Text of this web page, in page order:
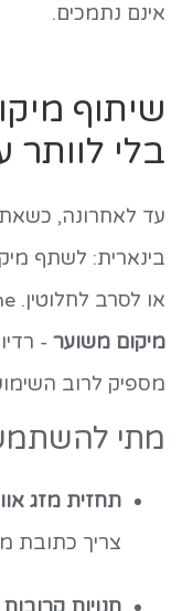
אינם נתמכים.
שיתוף
בלי לוותר
עד לאחרונה,
בינארית: לשתף
או לסרב לחלוטין. Chrome מציג אפשרות שלישית:
מיקום משוער -
מספיק לרוב
מתי
תחזית מזג
צריך כתובת